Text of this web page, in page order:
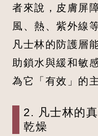
者來說，皮膚屏
風、熱、紫外線
凡士林的防護層
助鎖水與緩和敏
為它「有效」的
2. 凡士林的
乾燥